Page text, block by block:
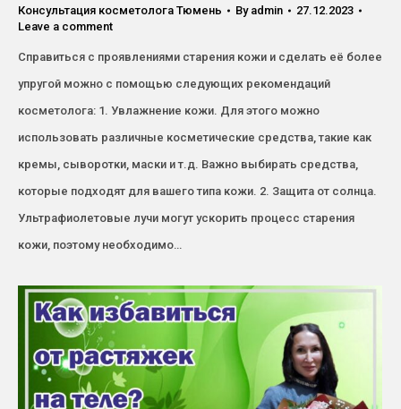
Консультация косметолога Тюмень By admin
27.12.2023
Leave a comment
Справиться с проявлениями старения кожи и сделать её более
упругой можно с помощью следующих рекомендаций
косметолога: 1. Увлажнение кожи. Для этого можно
использовать различные косметические средства, такие как
кремы, сыворотки, маски и т.д. Важно выбирать средства,
которые подходят для вашего типа кожи. 2. Защита от солнца.
Ультрафиолетовые лучи могут ускорить процесс старения
кожи, поэтому необходимо…